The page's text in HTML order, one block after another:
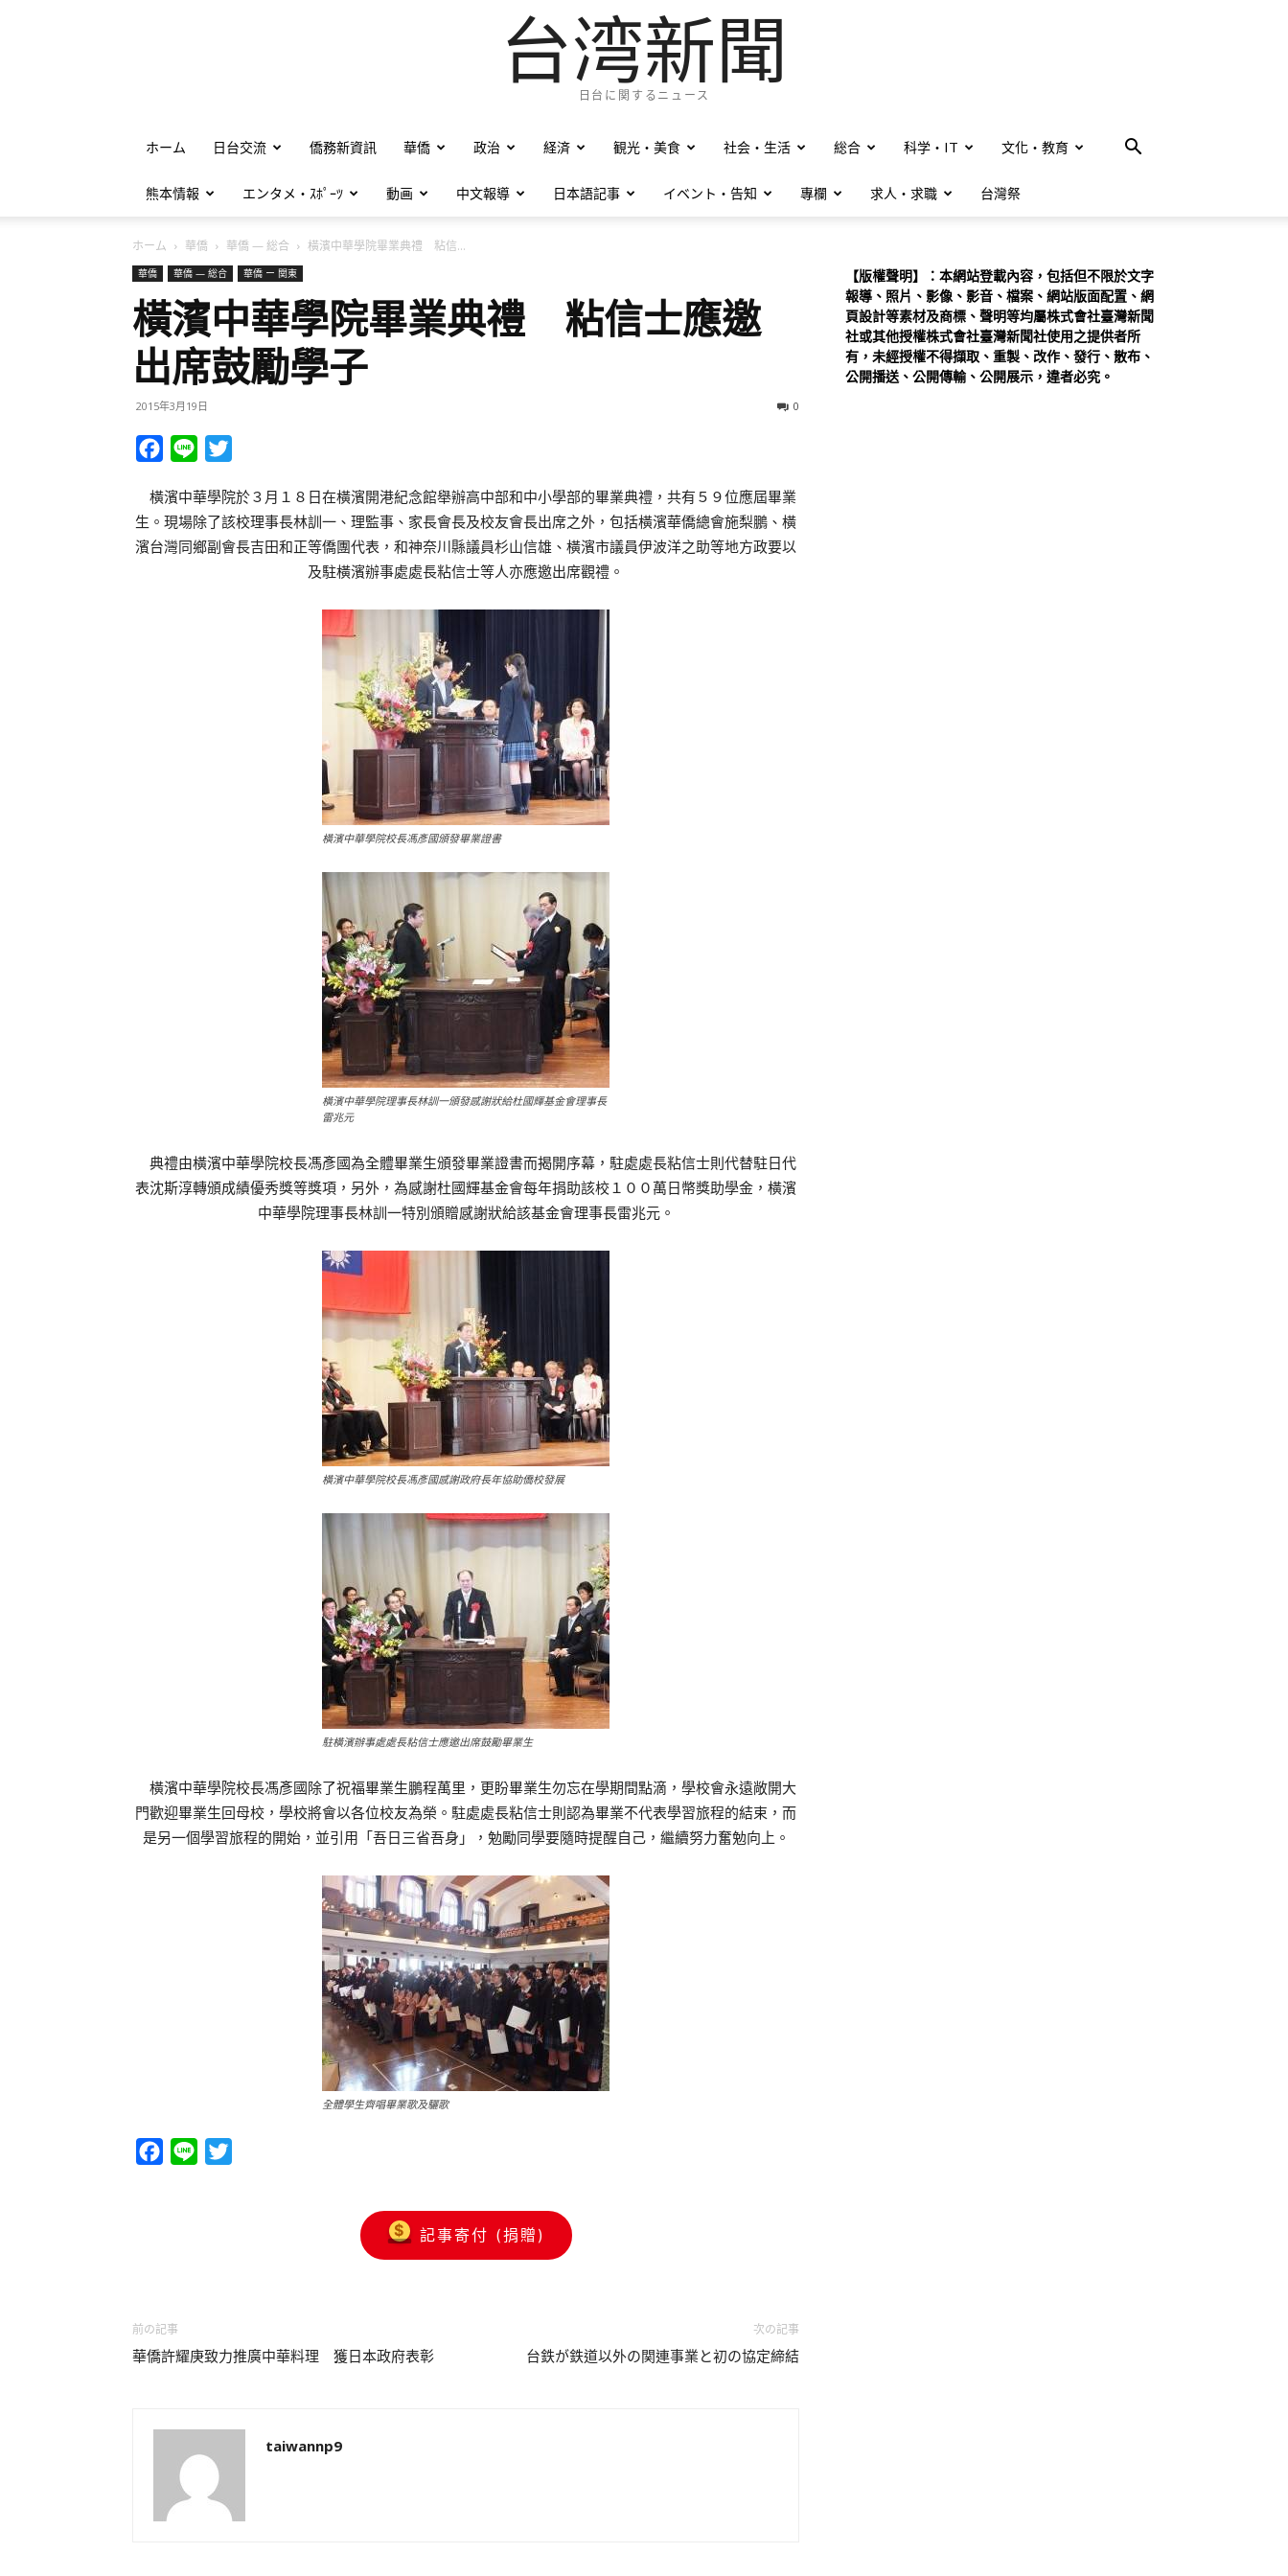
台湾新聞
日台に関するニュース
ホーム 日台交流 僑務新資訊 華僑 政治 経済 観光・美食 社会・生活 総合 科学・IT 文化・教育
熊本情報 エンタメ・ｽﾎﾟｰﾂ 動画 中文報導 日本語記事 イベント・告知 專欄 求人・求職 台灣祭
ホーム 華僑 華僑 — 総合 橫濱中華學院畢業典禮 粘信...
華僑 華僑 — 総合 華僑 ー 関東
橫濱中華學院畢業典禮 粘信士應邀
出席鼓勵學子
2015年3月19日 0
Facebook
Line
橫濱中華學院於３月１８日在橫濱開港紀念館舉辦高中部和中小學部的畢業典禮，共有５９位應屆畢業
生。現場除了該校理事長林訓一、理監事、家長會長及校友會長出席之外，包括橫濱華僑總會施梨鵬、橫
濱台灣同鄉副會長吉田和正等僑團代表，和神奈川縣議員杉山信雄、橫濱市議員伊波洋之助等地方政要以
及駐橫濱辦事處處長粘信士等人亦應邀出席觀禮。
橫濱中華學院校長馮彥國頒發畢業證書
橫濱中華學院理事長林訓一頒發感謝狀給杜國輝基金會理事長
雷兆元
典禮由橫濱中華學院校長馮彥國為全體畢業生頒發畢業證書而揭開序幕，駐處處長粘信士則代替駐日代
表沈斯淳轉頒成績優秀獎等獎項，另外，為感謝杜國輝基金會每年捐助該校１００萬日幣獎助學金，橫濱
中華學院理事長林訓一特別頒贈感謝狀給該基金會理事長雷兆元。
橫濱中華學院校長馮彥國感謝政府長年協助僑校發展
駐橫濱辦事處處長粘信士應邀出席鼓勵畢業生
橫濱中華學院校長馮彥國除了祝福畢業生鵬程萬里，更盼畢業生勿忘在學期間點滴，學校會永遠敞開大
門歡迎畢業生回母校，學校將會以各位校友為榮。駐處處長粘信士則認為畢業不代表學習旅程的結束，而
是另一個學習旅程的開始，並引用「吾日三省吾身」，勉勵同學要隨時提醒自己，繼續努力奮勉向上。
全體學生齊唱畢業歌及驪歌
Facebook
Line
記事寄付 (捐贈)
前の記事
華僑許耀庚致力推廣中華料理 獲日本政府表彰
次の記事
台鉄が鉄道以外の関連事業と初の協定締結
taiwannp9
【版權聲明】：本網站登載內容，包括但不限於文字
報導、照片、影像、影音、檔案、網站版面配置、網
頁設計等素材及商標、聲明等均屬株式會社臺灣新聞
社或其他授權株式會社臺灣新聞社使用之提供者所
有，未經授權不得擷取、重製、改作、發行、散布、
公開播送、公開傳輸、公開展示，違者必究。